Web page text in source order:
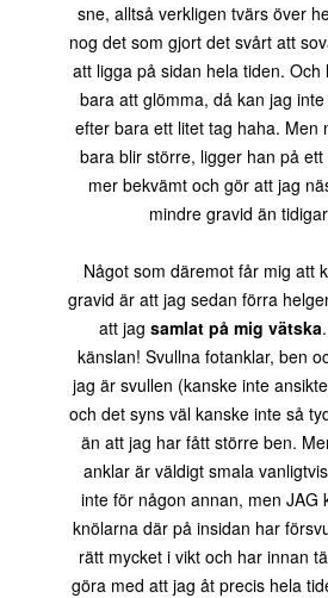
sne, alltså verkligen tvärs över
nog det som gjort det svårt att
att ligga på sidan hela tiden. Och
bara att glömma, då kan jag
efter bara ett litet tag haha. Men
bara blir större, ligger han på
mer bekvämt och gör att jag
mindre gravid än
Något som däremot får mig att
gravid är att jag sedan förra
att jag samlat på mig vätska
känslan! Svullna fotanklar, ben
jag är svullen (kanske inte
och det syns väl kanske inte så
än att jag har fått större ben.
anklar är väldigt smala
inte för någon annan, men JAG
knölarna där på insidan har
rätt mycket i vikt och har innan
göra med att jag åt precis hela